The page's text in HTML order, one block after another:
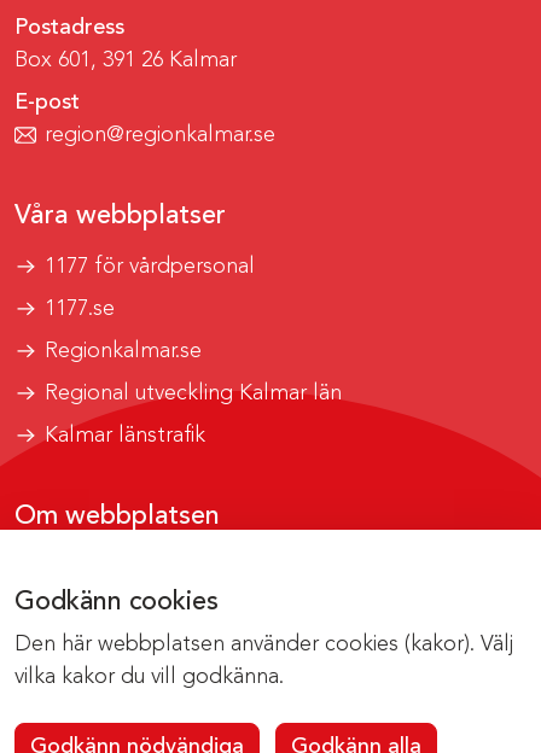
Godkänn cookies
Den här webbplatsen använder cookies (kakor). Välj
vilka kakor du vill godkänna.
Godkänn nödvändiga Godkänn alla
Postadress
Box 601, 391 26 Kalmar
E-post
region@regionkalmar.se
Våra webbplatser
1177 för vårdpersonal
1177.se
Regionkalmar.se
Regional utveckling Kalmar län
Kalmar länstrafik
Om webbplatsen
Om cookies
Kontakta webbredaktionen